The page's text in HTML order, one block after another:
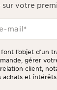
sur votre
mail *
l’objet d’un
gérer
client,
et